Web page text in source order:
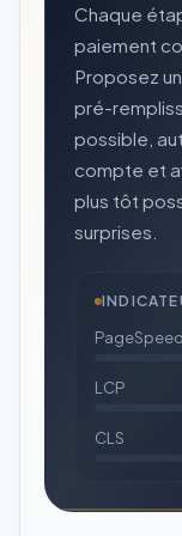
Chaque
paiement
Proposez
pré-
possible,
compte et
plus tôt
surprises.
PageSpeed
LCP
CLS